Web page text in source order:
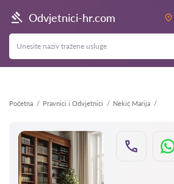
Odvjetnici-hr.com
Početna Pravnici i Odvjetnici Nekić Marija
Natrag